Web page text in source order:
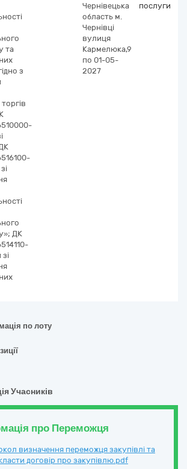
та
з
ДК
Чернівецька
область м.
Чернівці
вулиця
Кармелюка,9
по 01-05-
2027
послуги
по лоту
Учасників
про Переможця
визначення переможця закупівлі та
договір про закупівлю.pdf